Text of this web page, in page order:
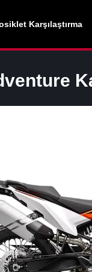
Karşılaştırma